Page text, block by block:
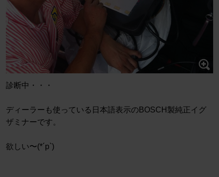
診断中・・・
ディーラーも使っている日本語表示のBOSCH製純正イグ
ザミナーです。
欲しい〜(*´p`)